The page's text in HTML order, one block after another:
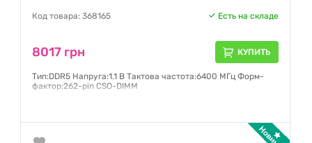
Код товара: 368165 Есть на складе
8017 грн КУПИТЬ
Тип:DDR5 Напруга:1.1 В Тактова частота:6400 МГц Форм-
фактор:262-pin CSO-DIMM